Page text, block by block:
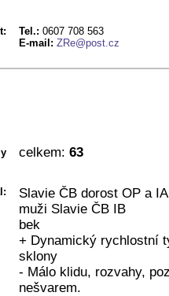
Tel.: 0607 708 563
E-mail: ZRe@post.cz
celkem: 63
Slavie ČB dorost OP a IA
muži Slavie ČB IB
bek
+ Dynamický rychlostní
sklony
- Málo klidu, rozvahy,
nešvarem.